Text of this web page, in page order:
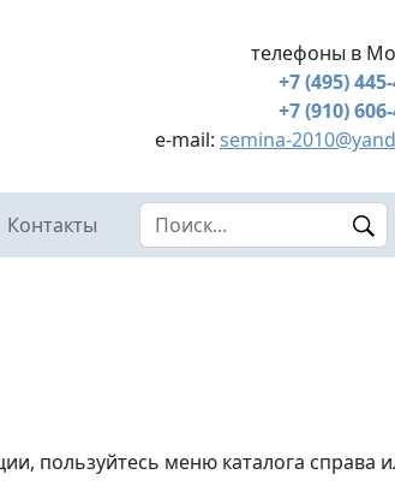
телефоны в
+7 (495)
+7 (910)
e-mail: semina-
Контакты Search this site
пользуйтесь меню каталога справа